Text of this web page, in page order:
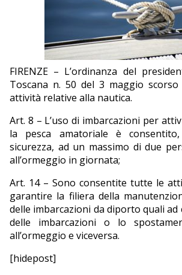
EDITORIALI
FIRENZE – L’ordinanza del
Toscana n. 50 del 3 maggio
attività relative alla nautica.
Art. 8 – L’uso di imbarcazioni per
la pesca amatoriale è
sicurezza, ad un massimo di due
all’ormeggio in giornata;
Art. 14 – Sono consentite tutte le
garantire la filiera della
delle imbarcazioni da diporto quali ad
delle imbarcazioni o lo
all’ormeggio e viceversa.
[hidepost]